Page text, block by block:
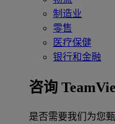
制造业
零售
医疗保健
银行和金融
咨询
是否需要我们为您